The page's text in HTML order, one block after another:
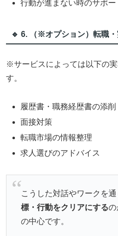
行動が進まない時のサポー
🔹 6. （※オプション）転職
※サービスによっては以下の
す。
履歴書・職務経歴書の添削
面接対策
転職市場の情報整理
求人選びのアドバイス
こうした対話やワークを通
標・行動をクリアにするの
の中心です。